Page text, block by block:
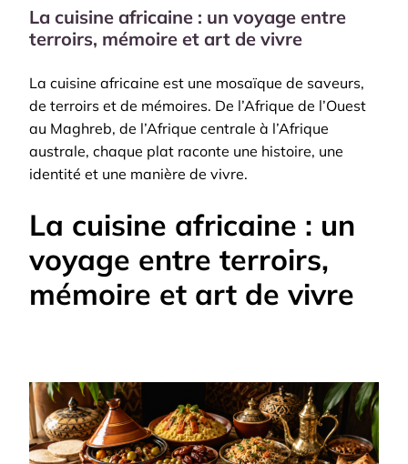
:La cuisine africaine : un voyage entre
terroirs, mémoire et art de vivre
La cuisine africaine est une mosaïque de saveurs,
de terroirs et de mémoires. De l’Afrique de l’Ouest
au Maghreb, de l’Afrique centrale à l’Afrique
australe, chaque plat raconte une histoire, une
identité et une manière de vivre.
La cuisine africaine : un
voyage entre terroirs,
mémoire et art de vivre